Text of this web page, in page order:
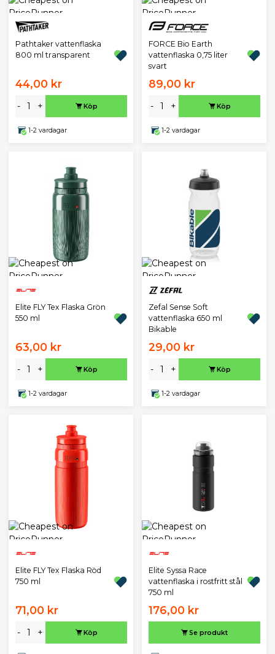
Pathtaker vattenflaska
800 ml transparent
44,00 kr
- + Köp
1-2 vardagar
FORCE Bio Earth
vattenflaska 0,75 liter
svart
89,00 kr
- + Köp
1-2 vardagar
Elite FLY Tex Flaska Grön
550 ml
63,00 kr
- + Köp
1-2 vardagar
Zefal Sense Soft
vattenflaska 650 ml
Bikable
29,00 kr
- + Köp
1-2 vardagar
Elite FLY Tex Flaska Röd
750 ml
71,00 kr
- + Köp
Elite Syssa Race
vattenflaska i rostfritt stål
750 ml
176,00 kr
Se produkt